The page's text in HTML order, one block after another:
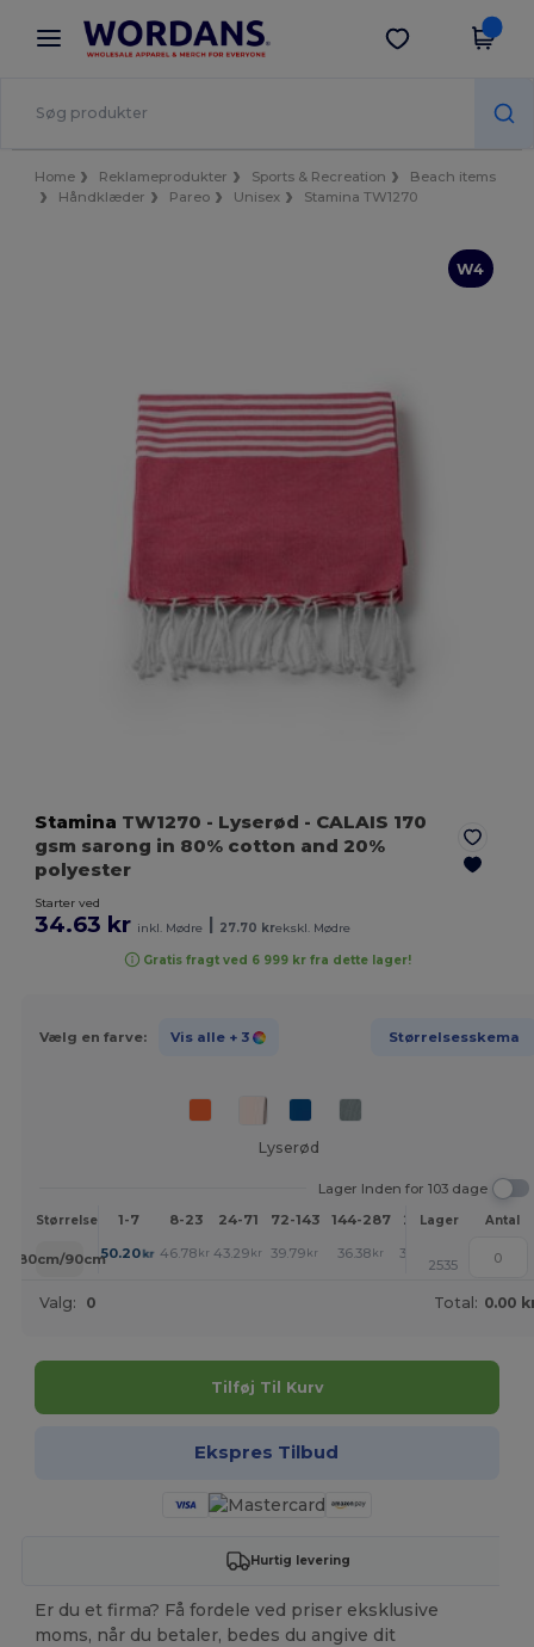
× Wordans-app
Bedre priser i appen!
Hent app
Home Reklameprodukter Sports & Recreation
Beach items
Håndklæder
Pareo Unisex Stamina TW1270
W4
Stamina TW1270 - Lyserød - CALAIS 170
gsm sarong in 80% cotton and 20%
polyester
Starter ved
34.63 kr inkl. Mødre 27.70 krekskl. Mødre
Gratis fragt ved 6 999 kr fra dette lager!
Vælg en farve: Vis alle + 3 Størrelsesskema
Lyserød
Lager Inden for 103 dage
Størrelse 1-7 8-23 24-71 72-143 144-287 288 + Mere
Lager Antal
180cm/90cm50.20kr 46.78 kr 43.29 kr 39.79 kr 36.38 kr 34.63
2535
Valg: 0 Total: 0.00
Tilføj Til Kurv
Ekspres Tilbud
Hurtig levering
Er du et firma? Få fordele ved priser eksklusive
moms, når du betaler, bedes du angive dit